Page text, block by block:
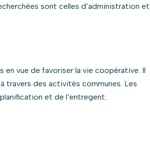
sont celles d’administration et
vue de favoriser la vie coopérative. Il
travers des activités communes. Les
et de l’entregent.